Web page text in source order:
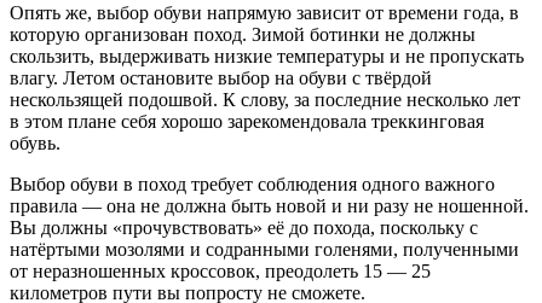
Опять же, выбор обуви напрямую зависит от времени года, в
которую организован поход. Зимой ботинки не должны
скользить, выдерживать низкие температуры и не пропускать
влагу. Летом остановите выбор на обуви с твёрдой
нескользящей подошвой. К слову, за последние несколько лет
в этом плане себя хорошо зарекомендовала треккинговая
обувь.
Выбор обуви в поход требует соблюдения одного важного
правила — она не должна быть новой и ни разу не ношенной.
Вы должны «прочувствовать» её до похода, поскольку с
натёртыми мозолями и содранными голенями, полученными
от неразношенных кроссовок, преодолеть 15 — 25
километров пути вы попросту не сможете.